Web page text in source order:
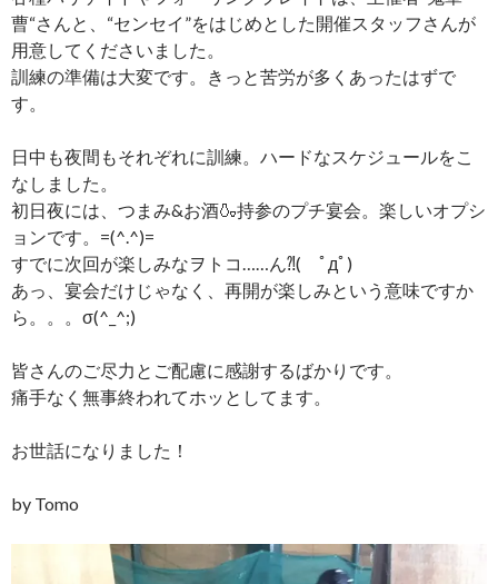
曹“さんと、“センセイ”をはじめとした開催スタッフさんが
用意してくださいました。
訓練の準備は大変です。きっと苦労が多くあったはずで
す。
日中も夜間もそれぞれに訓練。ハードなスケジュールをこ
なしました。
初日夜には、つまみ&お酒🍶持参のプチ宴会。楽しいオプシ
ョンです。=(^.^)=
すでに次回が楽しみなヲトコ……ん⁈( ﾟдﾟ)
あっ、宴会だけじゃなく、再開が楽しみという意味ですか
ら。。。σ(^_^;)
皆さんのご尽力とご配慮に感謝するばかりです。
痛手なく無事終われてホッとしてます。
お世話になりました！
by Tomo